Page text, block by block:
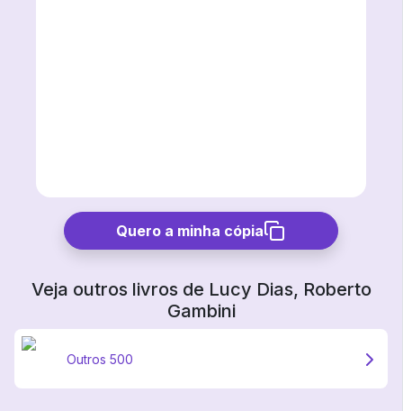
Quero a minha cópia
Veja outros livros de Lucy Dias, Roberto
Gambini
Outros 500